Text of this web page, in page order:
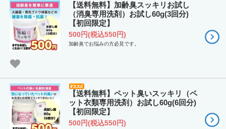
【送料無料】加齢臭スッキリお試し
（消臭専用洗剤）お試し60g(3回分)
【初回限定】
500円(税込550円)
加齢臭でお悩みの方必見です。
【送料無料】ペット臭いスッキリ（ペ
ット衣類専用洗剤）お試し60g(6回分)
【初回限定】
500円(税込550円)